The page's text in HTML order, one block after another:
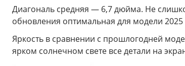
Диагональ средняя — 6,7 дюйма. Не
обновления оптимальная для модели 2025
Яркость в сравнении с прошлогодней
ярком солнечном свете все детали на